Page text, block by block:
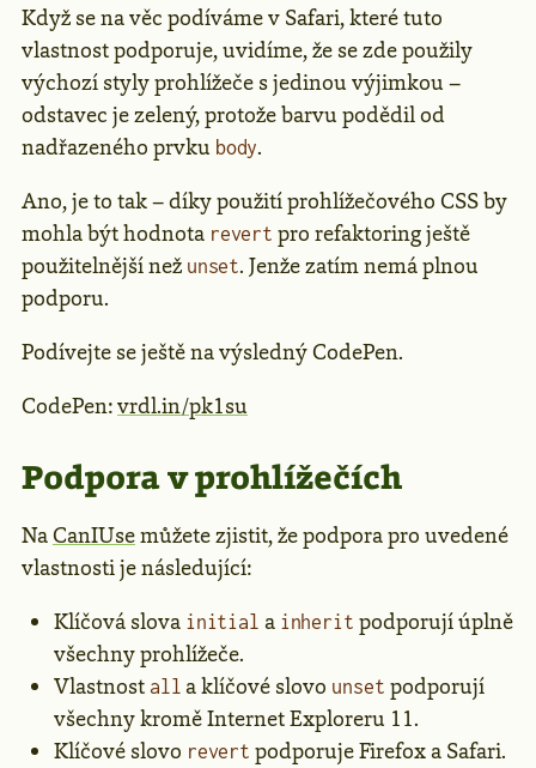
Když se na věc podíváme v Safari, které tuto
vlastnost podporuje, uvidíme, že se zde použily
výchozí styly prohlížeče s jedinou výjimkou –
odstavec je zelený, protože barvu podědil od
nadřazeného prvku body.
Ano, je to tak – díky použití prohlížečového CSS by
mohla být hodnota revert pro refaktoring ještě
použitelnější než unset. Jenže zatím nemá plnou
podporu.
Podívejte se ještě na výsledný CodePen.
CodePen:vrdl.in/pk1su
Podpora v prohlížečích
NaCanIUsemůžete zjistit, že podpora pro uvedené
vlastnosti je následující:
Klíčová slova initial a inherit podporují úplně
všechny prohlížeče.
Vlastnost all a klíčové slovo unset podporují
všechny kromě Internet Exploreru 11.
Klíčové slovo revert podporuje Firefox a Safari.